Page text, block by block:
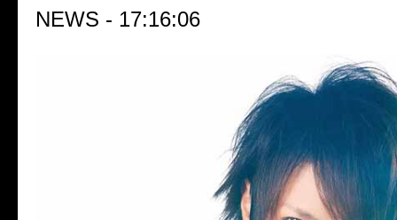
NEWS - 17:16:06